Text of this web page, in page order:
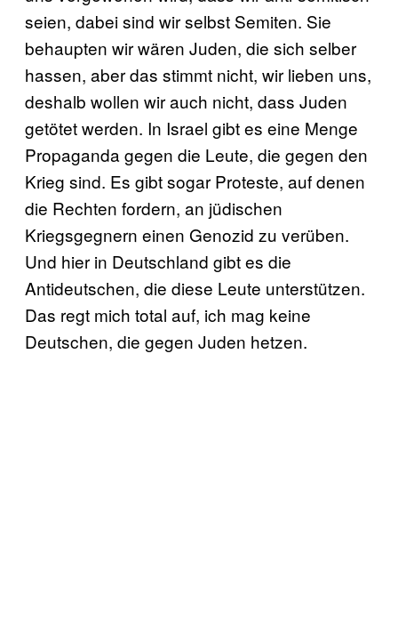
seien, dabei sind wir selbst Semiten. Sie
behaupten wir wären Juden, die sich selber
hassen, aber das stimmt nicht, wir lieben uns,
deshalb wollen wir auch nicht, dass Juden
getötet werden. In Israel gibt es eine Menge
Propaganda gegen die Leute, die gegen den
Krieg sind. Es gibt sogar Proteste, auf denen
die Rechten fordern, an jüdischen
Kriegsgegnern einen Genozid zu verüben.
Und hier in Deutschland gibt es die
Antideutschen, die diese Leute unterstützen.
Das regt mich total auf, ich mag keine
Deutschen, die gegen Juden hetzen.